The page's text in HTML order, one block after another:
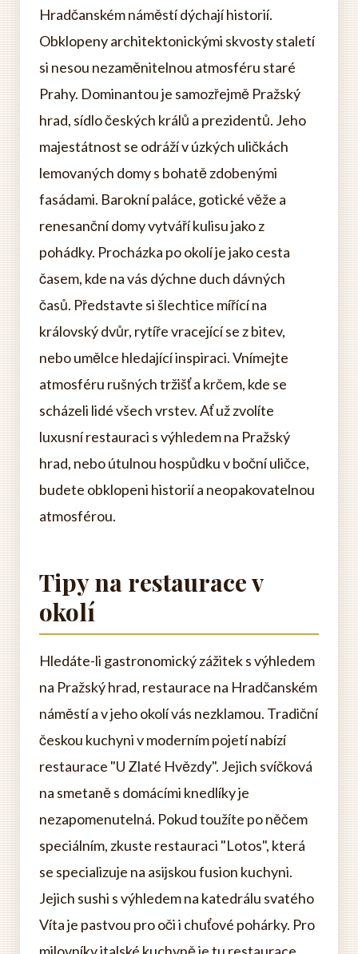
Hradčanském náměstí dýchají historií.
Obklopeny architektonickými skvosty staletí
si nesou nezaměnitelnou atmosféru staré
Prahy. Dominantou je samozřejmě Pražský
hrad, sídlo českých králů a prezidentů. Jeho
majestátnost se odráží v úzkých uličkách
lemovaných domy s bohatě zdobenými
fasádami. Barokní paláce, gotické věže a
renesanční domy vytváří kulisu jako z
pohádky. Procházka po okolí je jako cesta
časem, kde na vás dýchne duch dávných
časů. Představte si šlechtice mířící na
královský dvůr, rytíře vracející se z bitev,
nebo umělce hledající inspiraci. Vnímejte
atmosféru rušných tržišť a krčem, kde se
scházeli lidé všech vrstev. Ať už zvolíte
luxusní restauraci s výhledem na Pražský
hrad, nebo útulnou hospůdku v boční uličce,
budete obklopeni historií a neopakovatelnou
atmosférou.
Tipy na restaurace v
okolí
Hledáte-li gastronomický zážitek s výhledem
na Pražský hrad, restaurace na Hradčanském
náměstí a v jeho okolí vás nezklamou. Tradiční
českou kuchyni v moderním pojetí nabízí
restaurace "U Zlaté Hvězdy". Jejich svíčková
na smetaně s domácími knedlíky je
nezapomenutelná. Pokud toužíte po něčem
speciálním, zkuste restauraci "Lotos", která
se specializuje na asijskou fusion kuchyni.
Jejich sushi s výhledem na katedrálu svatého
Víta je pastvou pro oči i chuťové pohárky. Pro